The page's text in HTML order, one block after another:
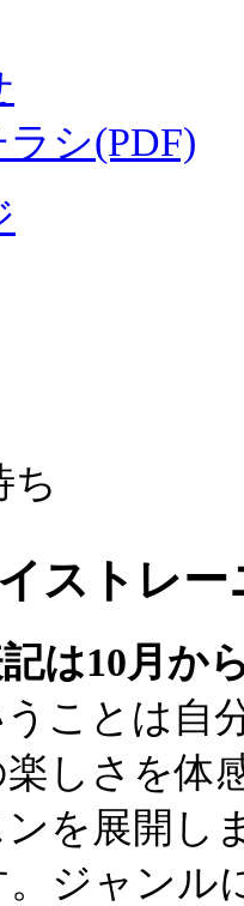
シ(PDF)
ち
ストレ
は10月か
ことは自
しさを体
を展開し
ジャンル